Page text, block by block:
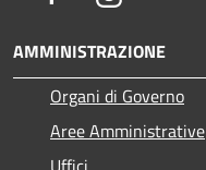
AMMINISTRAZIONE
Organi di Governo
Aree Amministrative